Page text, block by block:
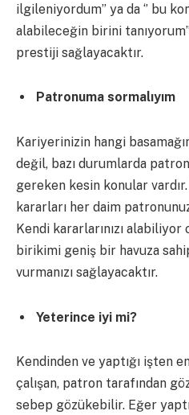
ilgileniyordum’’ ya da ‘’ bu
alabileceğin birini
prestiji sağlayacaktır.
Patronuma sormalıyım
Kariyerinizin hangi
değil, bazı durumlarda
gereken kesin konular
kararları her daim
Kendi kararlarınızı alabiliyor
birikimi geniş bir havuza
vurmanızı sağlayacaktır.
Yeterince iyi mi?
Kendinden ve yaptığı işten
çalışan, patron tarafından
sebep gözükebilir. Eğer